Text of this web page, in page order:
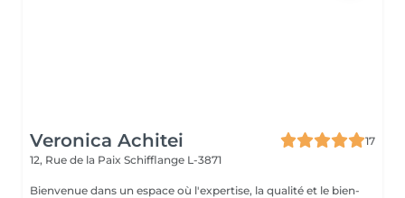
Veronica Achitei
17
12, Rue de la Paix Schifflange L-3871
Bienvenue dans un espace où l'expertise, la qualité et le bien-